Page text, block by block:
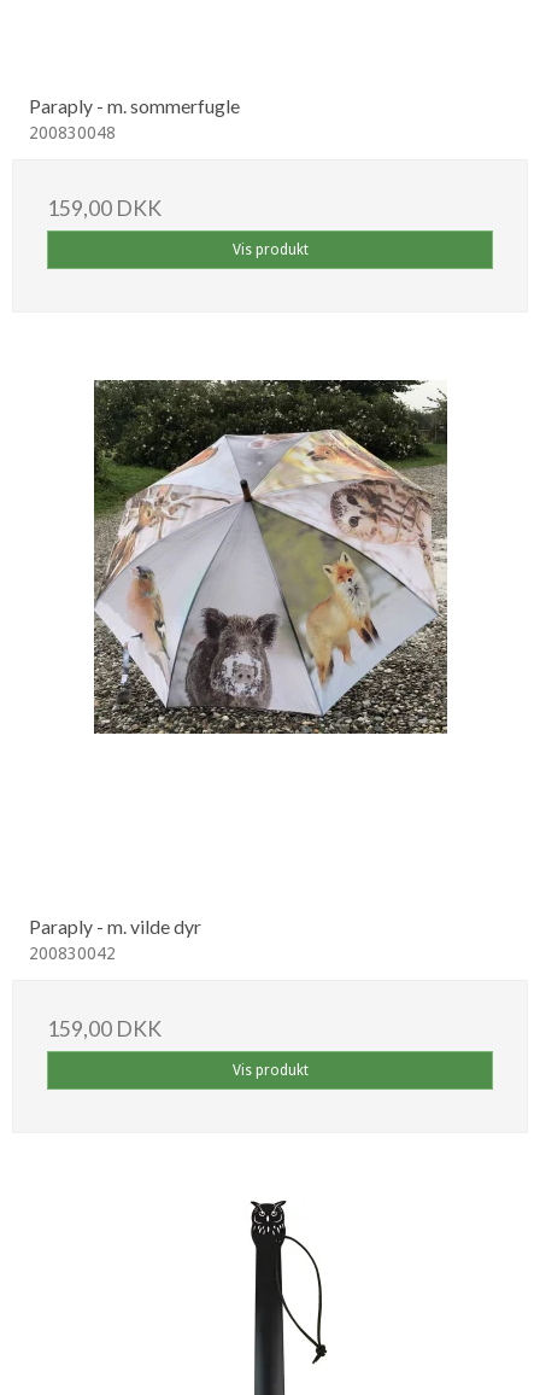
Paraply - m. sommerfugle
200830048
159,00 DKK
Vis produkt
Paraply - m. vilde dyr
200830042
159,00 DKK
Vis produkt